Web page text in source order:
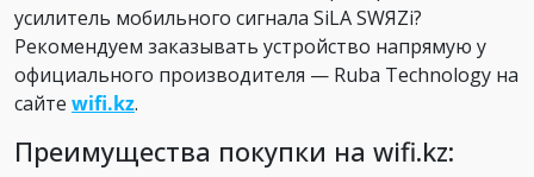
усилитель мобильного сигнала SiLA SWЯZi?
Рекомендуем заказывать устройство напрямую у
официального производителя — Ruba Technology на
сайте wifi.kz.
Преимущества покупки на wifi.kz: